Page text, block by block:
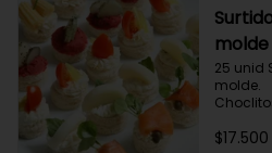
molde 25un
25 unid
molde.
Tomate
$17.500